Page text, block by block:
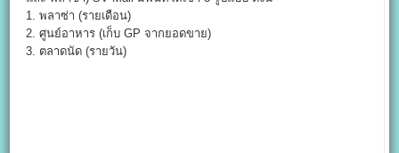
1. พลาซ่า (รายเดือน)
2. ศูนย์อาหาร (เก็บ GP จากยอดขาย)
3. ตลาดนัด (รายวัน)